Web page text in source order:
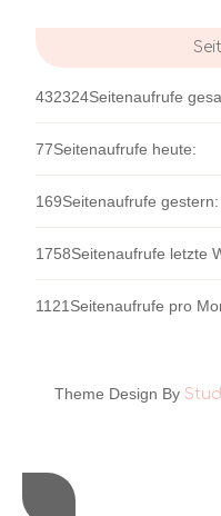
432324Seitenaufrufe
77Seitenaufrufe heute:
169Seitenaufrufe gestern:
1758Seitenaufrufe letzte
1121 Seitenaufrufe pro
Theme Design By